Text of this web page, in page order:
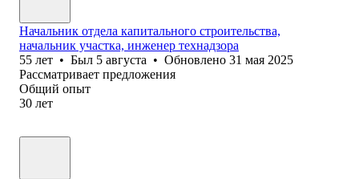
Начальник отдела капитального строительства,
начальник участка, инженер технадзора
55 лет • Был 5 августа • Обновлено 31 мая 2025
Рассматривает предложения
Общий опыт
30 лет